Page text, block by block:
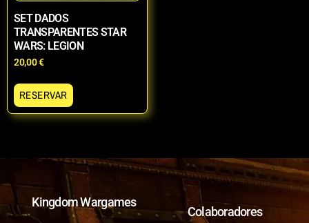
SET DADOS
TRANSPARENTES STAR
WARS: LEGION
20,00€
RESERVAR
Kingdom Wargames
Colaboradores